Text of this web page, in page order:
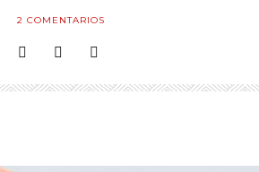
2 COMENTARIOS